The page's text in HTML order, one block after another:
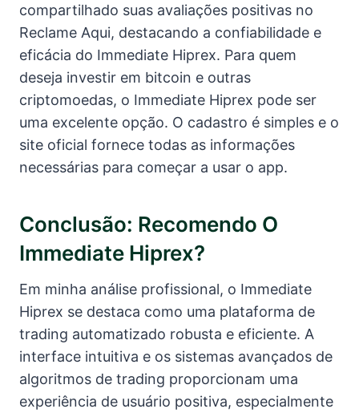
compartilhado suas avaliações positivas no
Reclame Aqui, destacando a confiabilidade e
eficácia do Immediate Hiprex. Para quem
deseja investir em bitcoin e outras
criptomoedas, o Immediate Hiprex pode ser
uma excelente opção. O cadastro é simples e o
site oficial fornece todas as informações
necessárias para começar a usar o app.
Conclusão: Recomendo O
Immediate Hiprex?
Em minha análise profissional, o Immediate
Hiprex se destaca como uma plataforma de
trading automatizado robusta e eficiente. A
interface intuitiva e os sistemas avançados de
algoritmos de trading proporcionam uma
experiência de usuário positiva, especialmente